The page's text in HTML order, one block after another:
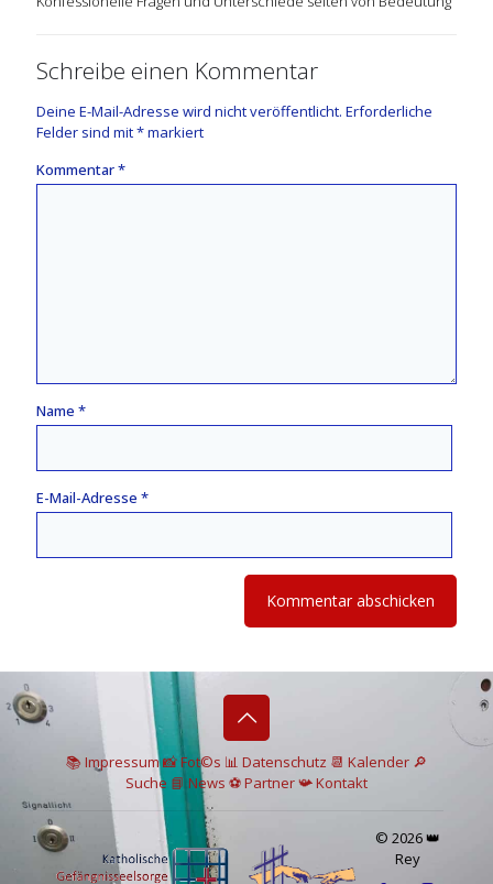
Schreibe einen Kommentar
Deine E-Mail-Adresse wird nicht veröffentlicht. Erforderliche
Felder sind mit*markiert
Kommentar*
Name *
E-Mail-Adresse *
📚 Impressum📸Fot©s 📊 Datenschutz 📆 Kalender 🔎
Suche 📘 News ⚽Partner📯Kontakt
© 2026 👑
Rey